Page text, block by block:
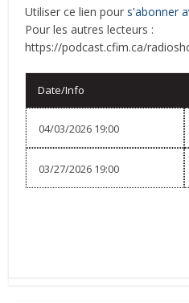
Utiliser ce lien pours'abonner
Pour les autres lecteurs :
https://podcast.cfim.ca/
Date/Info
04/03/2026 19:00
03/27/2026 19:00